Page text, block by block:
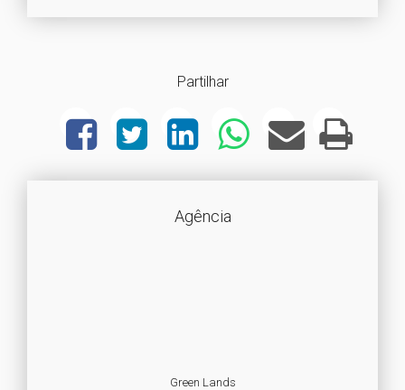
Partilhar
Agência
Green Lands